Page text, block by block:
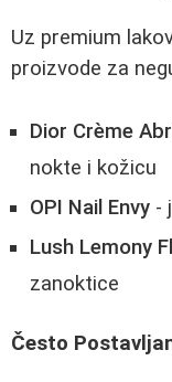
Uz premium
proizvode za
Dior Crème
nokte i kožicu
OPI Nail Envy -
Lush Lemony
zanoktice
Često